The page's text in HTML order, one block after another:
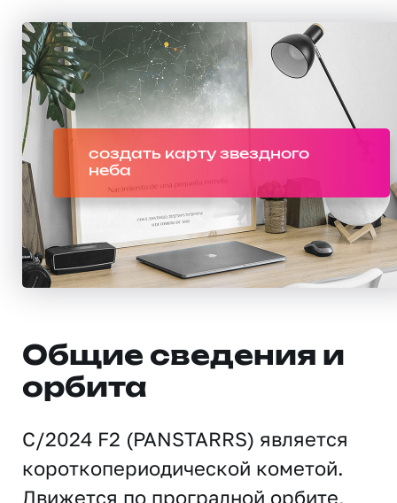
создать карту звездного
неба
Общие сведения и
орбита
C/2024 F2 (PANSTARRS) является
короткопериодической кометой.
Движется по проградной орбите,